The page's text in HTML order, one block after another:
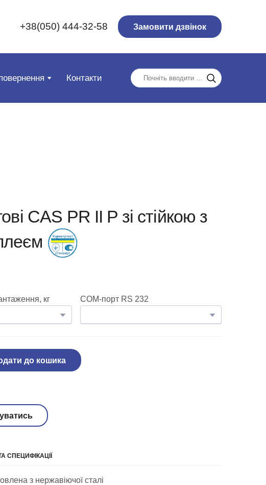
+38(050) 444-32-58 Замовити дзвінок
Контакти
CAS PR II P зі стійкою з
кг COM-порт RS 232
до кошика
СПЕЦИФІКАЦІЇ
з нержавіючої сталі